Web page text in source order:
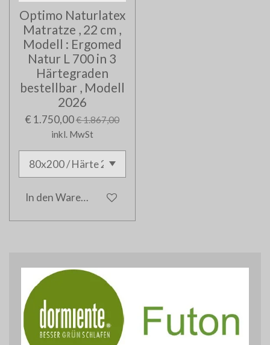
Optimo Naturlatex
Matratze , 22 cm ,
Modell : Ergomed
Natur L 700 in 3
Härtegraden
bestellbar , Modell
2026
€ 1.750,00€ 1.867,00
inkl. MwSt
In den Warenkorb